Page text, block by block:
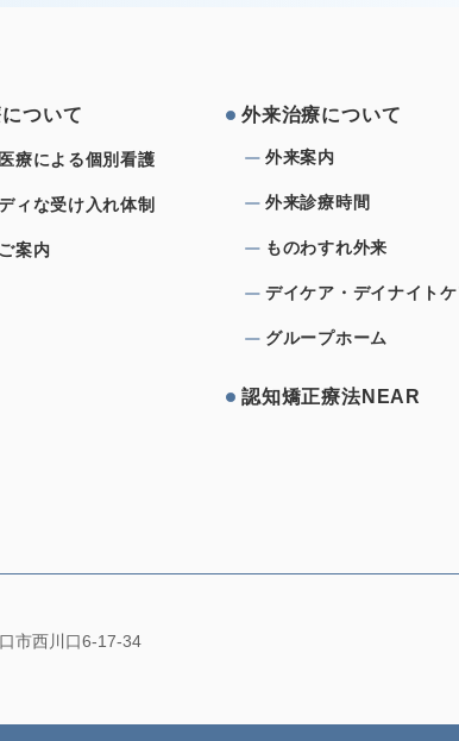
ついて
療による個別看護
ィな受け⼊れ体制
案内
外来治療について
外来案内
外来診療時間
ものわすれ外来
デイケア・デイナイト
グループホーム
市西川口6-17-34
認知矯正療法NEAR